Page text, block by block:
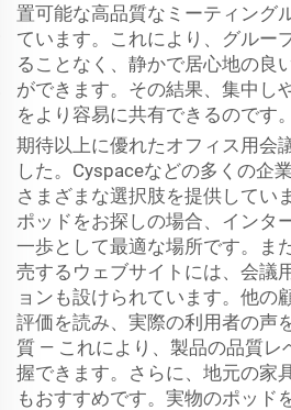
置可能な高品質なミーティング
ています。これにより、グルー
ることなく、静かで居心地の良
ができます。その結果、集中し
をより容易に共有できるのです。
期待以上に優れたオフィス用会
した。Cyspaceなどの多くの企
さまざまな選択肢を提供してい
ポッドをお探しの場合、インタ
一歩として最適な場所です。ま
売するウェブサイトには、会議
ョンも設けられています。他の
評価を読み、実際の利用者の声
質 — これにより、製品の品質レ
握できます。さらに、地元の家
もおすすめです。実物のポッド